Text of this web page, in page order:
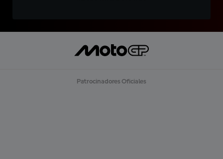
Patrocinadores Oficiales